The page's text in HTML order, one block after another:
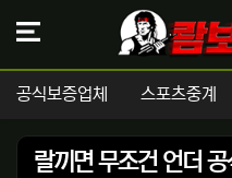
공식보증업체 스포츠중계
랄끼면 무조건 언더